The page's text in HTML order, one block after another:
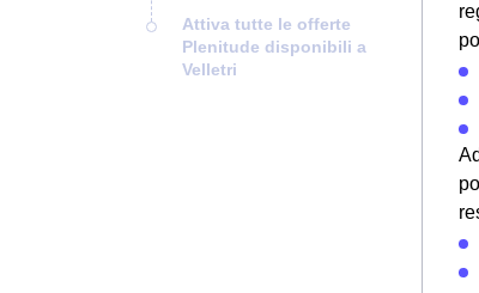
Attiva tutte le offerte
Plenitude disponibili a
Velletri